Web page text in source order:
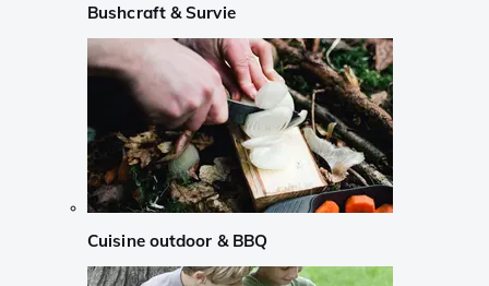
Bushcraft & Survie
Cuisine outdoor & BBQ